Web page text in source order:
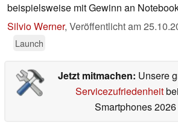
beispielsweise mit Gewinn an
Silvio Werner, Veröffentlicht am
Launch
Jetzt mitmachen: Unsere
Servicezufriedenheit
Smartphones 2026